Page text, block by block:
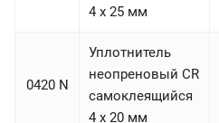
4 х 25 мм
0420 N
Уплотнитель
неопреновый CR
самоклеящийся
4 х 20 мм